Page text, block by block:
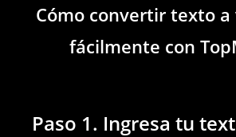
Malaysian Tamil
Cómo convertir texto a
fácilmente con
Paso 1. Ingresa tu